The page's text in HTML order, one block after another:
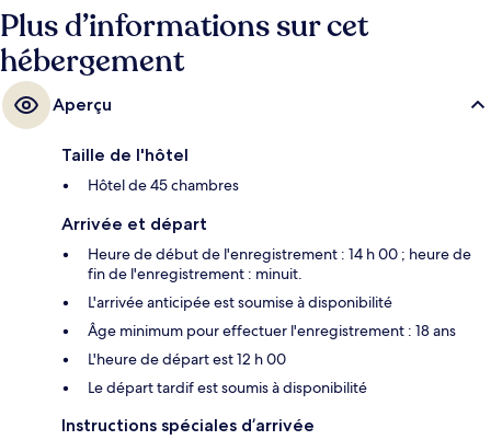
publics : Station de métro Intermodal-Plaza de España se trouve à 10
min et Station de métro Jacint Verdaguer, à 11 min.
Plus d’informations sur cet
hébergement
Aperçu
Taille de l'hôtel
Hôtel de 45 chambres
Arrivée et départ
Heure de début de l'enregistrement : 14 h 00 ; heure de
fin de l'enregistrement : minuit.
L'arrivée anticipée est soumise à disponibilité
Âge minimum pour effectuer l'enregistrement : 18 ans
L'heure de départ est 12 h 00
Le départ tardif est soumis à disponibilité
Instructions spéciales d’arrivée